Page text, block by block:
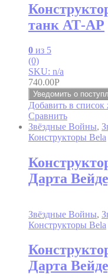
танк АТ-AP
0 из 5
(0)
SKU: n/a
740.00Р
Уведомить о
Добавить в
Сравнить
Звёздные Войны,
Конструкторы Bela
Дарта
Звёздные Войны,
Конструкторы Bela
Дарта